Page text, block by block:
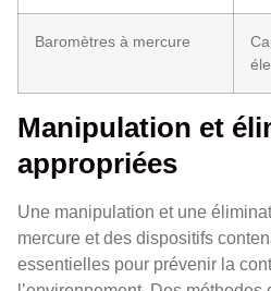
Baromètres à mercure
Manipulation et
appropriées
Une manipulation et une
mercure et des dispositifs
essentielles pour prévenir la